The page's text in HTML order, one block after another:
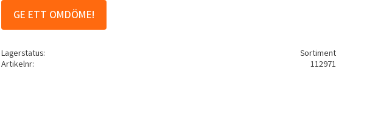
Lagerstatus
Sortiment
Artikelnr
112971
GE ETT OMDÖME!